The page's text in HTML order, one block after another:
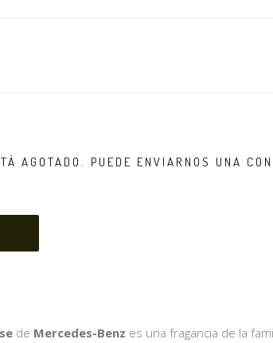
AGOTADO. PUEDE ENVIARNOS UNA
de Mercedes-Benz es una fragancia de la